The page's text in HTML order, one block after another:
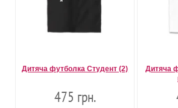
Дитяча футболка Студент (2)
475 грн.
Дитяча